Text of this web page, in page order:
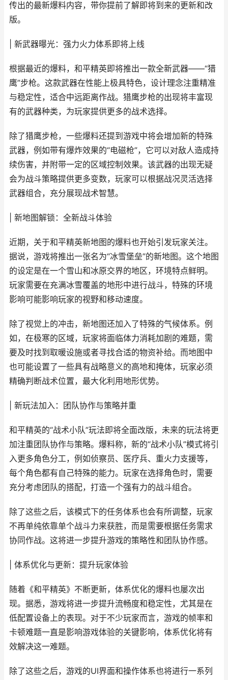
传出的最新爆料内容，带你提前了解即将到来的更新和改
版。
| 新武器曝光：强力火力体系即将上线
根据最近的爆料，和平精英即将推出一款全新武器——“猎
鹰”步枪。这款武器在性能上极具特色，设计理念注重精准
与稳定性，适合中远距离作战。猎鹰步枪的出现将丰富现
有的武器种类，为玩家提供更多的战术选择。
除了猎鹰步枪，一些爆料还提到游戏中将会增加新的特殊
武器，例如带有爆炸效果的“电磁枪”，它可以对敌人造成持
续伤害，并附带一定的区域控制效果。该武器的出现无疑
会为战斗策略提供更多变数，玩家可以根据战况灵活选择
武器组合，充分展现战术智慧。
| 新地图解锁：全新战斗体验
近期，关于和平精英新地图的爆料也开始引发玩家关注。
据说，游戏将推出一张名为“冰雪堡垒”的新地图。这个地图
的设定是在一个雪山和冰原交界的地区，环境特点鲜明。
玩家需要在充满冰雪覆盖的地形中进行战斗，特殊的环境
影响可能影响玩家的视野和移动速度。
除了视觉上的冲击，新地图还加入了特殊的气候体系。例
如，在极寒的区域，玩家将面临体力消耗加剧的难题，需
要及时找到取暖设施或者寻找合适的物资补给。而地图中
也可能设置了一些具有战略意义的高地和掩体，玩家必须
精确判断战术位置，最大化利用地形优势。
| 新玩法加入：团队协作与策略并重
和平精英的“战术小队”玩法即将全面改版，未来的玩法将更
加注重团队协作与策略。爆料称，新的“战术小队”模式将引
入更多角色分工，例如侦察员、医疗兵、重火力支援等，
每个角色都有自己特殊的能力。玩家在选择角色时，需要
充分考虑团队的搭配，打造一个强有力的战斗组合。
除了这些之后，该模式下的任务体系也会有所调整，玩家
不再单纯依靠单个战斗力来获胜，而是需要根据任务需求
协同作战。这将进一步提升游戏的策略性和团队协作感。
| 体系优化与更新：提升玩家体验
随着《和平精英》不断更新，体系优化的爆料也屡次出
现。据悉，游戏将进一步提升流畅度和稳定性，尤其是在
低配置设备上的表现。对于不少玩家而言，游戏的帧率和
卡顿难题一直是影响游戏体验的关键影响，体系优化将有
效解决这一难题。
除了这些之后，游戏的UI界面和操作体系也将进行一系列